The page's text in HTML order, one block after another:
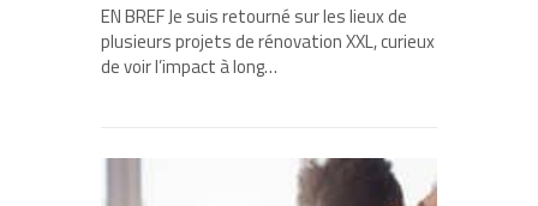
EN BREF Je suis retourné sur les lieux de
plusieurs projets de rénovation XXL, curieux
de voir l’impact à long…